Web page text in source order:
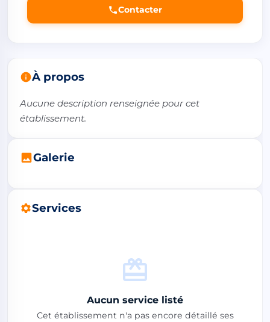
Contacter
À propos
Aucune description renseignée pour cet
établissement.
Galerie
Services
Aucun service listé
Cet établissement n'a pas encore détaillé ses